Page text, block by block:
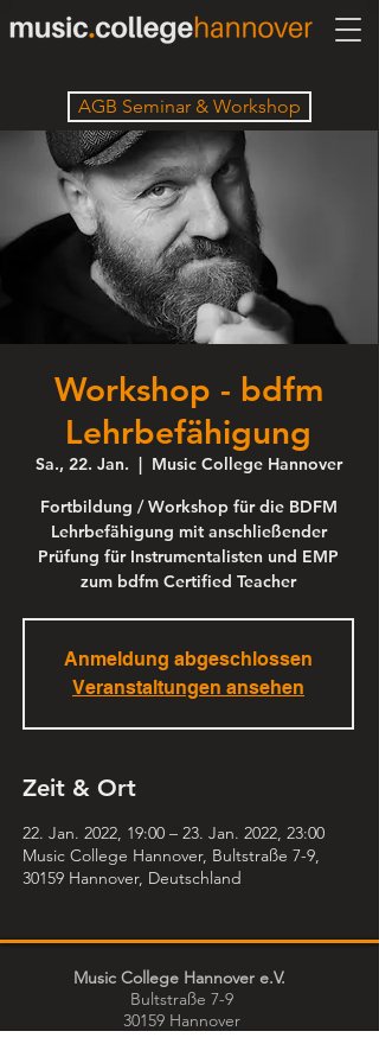
AGB Seminar & Workshop
Workshop - bdfm
Lehrbefähigung
Sa., 22. Jan.
  |
Music College Hannover
Fortbildung / Workshop für die BDFM
Lehrbefähigung mit anschließender
Prüfung für Instrumentalisten und EMP
zum bdfm Certified Teacher
Anmeldung abgeschlossen
Veranstaltungen ansehen
Zeit & Ort
22. Jan. 2022, 19:00 – 23. Jan. 2022, 23:00
Music College Hannover, Bultstraße 7-9,
30159 Hannover, Deutschland
Music College Hannover e.V.
Bultstraße 7-9
30159 Hannover